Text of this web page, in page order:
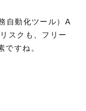
自動化ツール）A
スクも、フリー
ですね。